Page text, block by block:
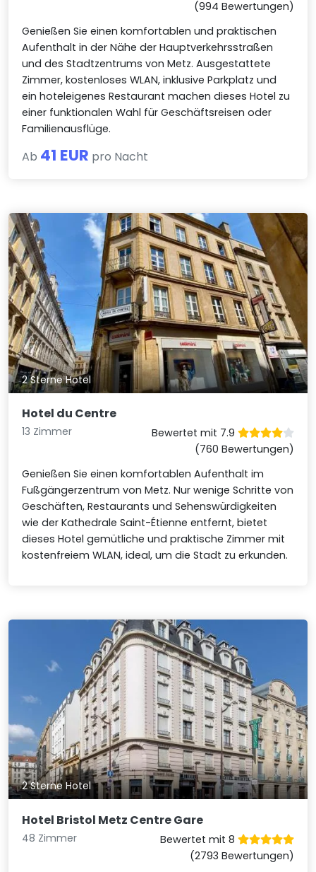
(994 Bewertungen)
Genießen Sie einen komfortablen und praktischen
Aufenthalt in der Nähe der Hauptverkehrsstraßen
und des Stadtzentrums von Metz. Ausgestattete
Zimmer, kostenloses WLAN, inklusive Parkplatz und
ein hoteleigenes Restaurant machen dieses Hotel zu
einer funktionalen Wahl für Geschäftsreisen oder
Familienausflüge.
Ab 41 EUR pro Nacht
2 Sterne Hotel
Hotel du Centre
13 Zimmer
Bewertet mit 7.9
(760 Bewertungen)
Genießen Sie einen komfortablen Aufenthalt im
Fußgängerzentrum von Metz. Nur wenige Schritte von
Geschäften, Restaurants und Sehenswürdigkeiten
wie der Kathedrale Saint-Étienne entfernt, bietet
dieses Hotel gemütliche und praktische Zimmer mit
kostenfreiem WLAN, ideal, um die Stadt zu erkunden.
2 Sterne Hotel
Hotel Bristol Metz Centre Gare
48 Zimmer
Bewertet mit 8
(2793 Bewertungen)